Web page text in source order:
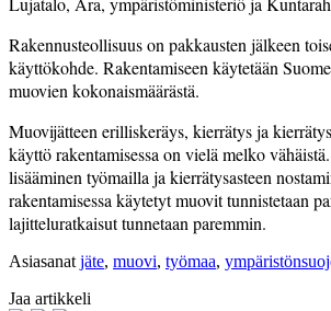
Rakennusteollisuus on pakkausten­ jälkeen
käyttö­kohde.­ Rakentamiseen käytetään
muovien ­kokonaismäärästä.
Muovijätteen erilliskeräys, kierrätys ja
käyttö rakentamisessa on vielä melko
lisääminen työmailla ja kierrätysasteen
rakentamisessa käytetyt muovit tunnistetaan
lajitteluratkaisut tunnetaan paremmin.
Asiasanat jäte, muovi, työmaa,
Jaa artikkeli